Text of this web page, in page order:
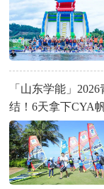
「山东学能」
结！6天拿下CYA